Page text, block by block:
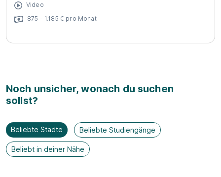
Video
875 - 1.185 € pro Monat
Noch unsicher, wonach du suchen
sollst?
Beliebte Städte Beliebte Studiengänge
Beliebt in deiner Nähe